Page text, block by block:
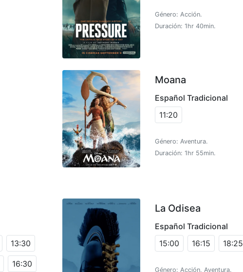
Género: Acción.
Duración: 1hr 40min.
Moana
Español Tradicional
11:20
Género: Aventura.
Duración: 1hr 55min.
13:30
16:30
La Odisea
Español Tradicional
15:00
16:15 18:25
Género: Acción, Aventura.